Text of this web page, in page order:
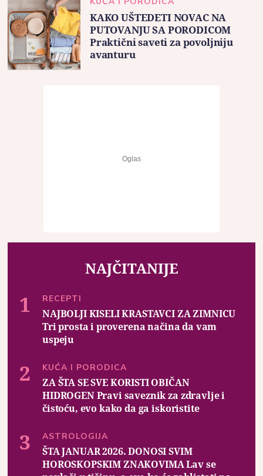
KAKO UŠTEDETI NOVAC NA
PUTOVANJU SA PORODICOM
Praktični saveti za povoljniju
avanturu
NAJČITANIJE
RECEPTI
NAJBOLJI KISELI KRASTAVCI ZA ZIMNICU
Tri prosta i proverena načina da vam
uspeju
KUĆA I PORODICA
ZA ŠTA SE SVE KORISTI OBIČAN
HIDROGEN Pravi saveznik za zdravlje i
čistoću, evo kako da ga iskoristite
ASTROLOGIJA
ŠTA JANUAR 2026. DONOSI SVIM
HOROSKOPSKIM ZNAKOVIMA Lav se